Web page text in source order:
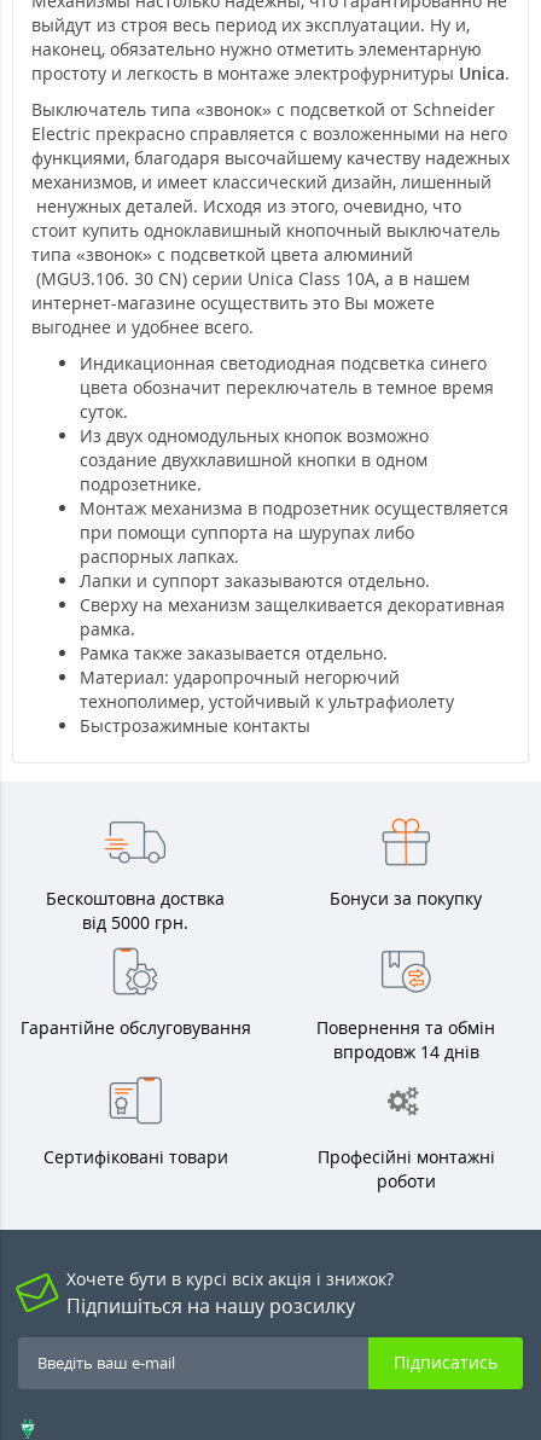
выйдут из строя весь период их эксплуатации. Ну и,
наконец, обязательно нужно отметить элементарную
простоту и легкость в монтаже электрофурнитуры Unica.
Выключатель типа «звонок» с подсветкой от Schneider
Electric прекрасно справляется с возложенными на него
функциями, благодаря высочайшему качеству надежных
механизмов, и имеет классический дизайн, лишенный
ненужных деталей. Исходя из этого, очевидно, что
стоит купить одноклавишный кнопочный выключатель
типа «звонок» с подсветкой цвета алюминий
(MGU3.106. 30 CN) серии Unica Class 10А, а в нашем
интернет-магазине осуществить это Вы можете
выгоднее и удобнее всего.
Индикационная светодиодная подсветка синего
цвета обозначит переключатель в темное время
суток.
Из двух одномодульных кнопок возможно
создание двухклавишной кнопки в одном
подрозетнике.
Монтаж механизма в подрозетник осуществляется
при помощи суппорта на шурупах либо
распорных лапках.
Лапки и суппорт заказываются отдельно.
Сверху на механизм защелкивается декоративная
рамка.
Рамка также заказывается отдельно.
Материал: ударопрочный негорючий
технополимер, устойчивый к ультрафиолету
Быстрозажимные контакты
Бескоштовна доствка
від 5000 грн.
Бонуси за покупку
Гарантійне обслуговування
Повернення та обмін
впродовж 14 днів
Сертифіковані товари
Професійні монтажні
роботи
Хочете бути в курсі всіх акція і знижок?
Підпишіться на нашу розсилку
Підписатись